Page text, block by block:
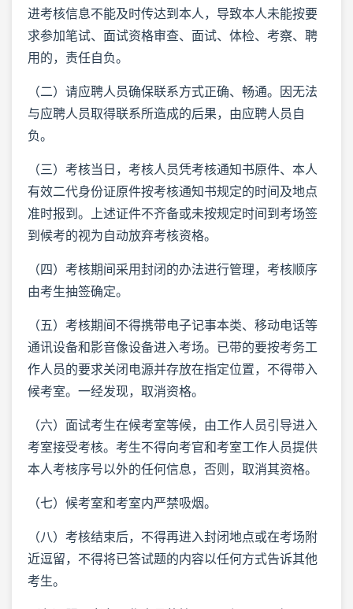
进考核信息不能及时传达到本人，导致本人未能按要
求参加笔试、面试资格审查、面试、体检、考察、聘
用的，责任自负。
（二）请应聘人员确保联系方式正确、畅通。因无法
与应聘人员取得联系所造成的后果，由应聘人员自
负。
（三）考核当日，考核人员凭考核通知书原件、本人
有效二代身份证原件按考核通知书规定的时间及地点
准时报到。上述证件不齐备或未按规定时间到考场签
到候考的视为自动放弃考核资格。
（四）考核期间采用封闭的办法进行管理，考核顺序
由考生抽签确定。
（五）考核期间不得携带电子记事本类、移动电话等
通讯设备和影音像设备进入考场。已带的要按考务工
作人员的要求关闭电源并存放在指定位置，不得带入
候考室。一经发现，取消资格。
（六）面试考生在候考室等候，由工作人员引导进入
考室接受考核。考生不得向考官和考室工作人员提供
本人考核序号以外的任何信息，否则，取消其资格。
（七）候考室和考室内严禁吸烟。
（八）考核结束后，不得再进入封闭地点或在考场附
近逗留，不得将已答试题的内容以任何方式告诉其他
考生。